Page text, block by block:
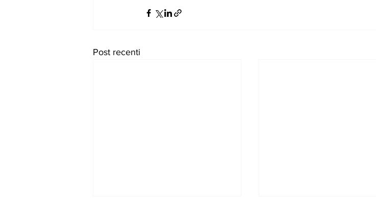
Post recenti